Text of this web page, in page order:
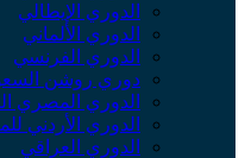
الدوري الإيطالي
الدوري الألماني
الدوري الفرنسي
دوري روشن السعودي
الدوري المصري الممتاز
الدوري الأردني للمحترفين
الدوري العراقي